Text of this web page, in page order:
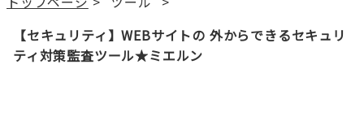
【セキュリティ】WEBサイトの 外からできるセキュリ
ティ対策監査ツール★ミエルン